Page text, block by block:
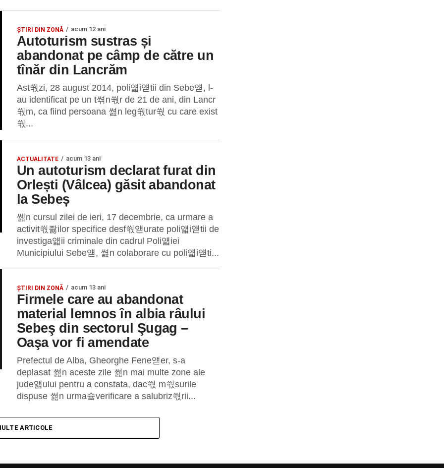
ȘTIRI DIN ZONĂ acum 12 ani
Autoturism sustras și
abandonat pe câmp de către un
tînăr din Lancrăm
Ast쒃zi, 28 august 2014, poli얣i얟tii din Sebe얟, l-
au identificat pe un t쎢n쒃r de 21 de ani, din Lancr
쒃m, ca fiind persoana 쎮n leg쒃tur쒃 cu care exist
쒃...
ACTUALITATE acum 13 ani
Un autoturism declarat furat din
Orlești (Vâlcea) găsit abandonat
la Sebeș
쎎n cursul zilei de ieri, 17 decembrie, ca urmare a
activit쒃좛ilor specifice desf쒃얟urate poli얣i얟tii de
investiga얣ii criminale din cadrul Poli얣iei
Municipiului Sebe얟, 쎮n colaborare cu poli얣i얟ti...
ȘTIRI DIN ZONĂ acum 13 ani
Firmele care au abandonat
material lemnos în albia râului
Sebeş din sectorul Şugag –
Oaşa vor fi amendate
Prefectul de Alba, Gheorghe Fene얟er, s-a
deplasat 쎮n aceste zile 쎮n mai multe zone ale
jude얣ului pentru a constata, dac쒃 m쒃surile
dispuse 쎮n urma슠verificare a salubriz쒃rii...
ARTICOLE